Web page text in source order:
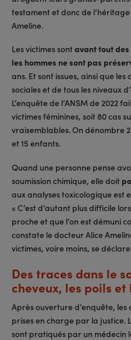
testament et donc de
Ameline.
Les victimes sontavant tout des
les hommes ne sont pas
ans. Et sont issues, ainsi que
sociales et de tous les niveaux
L’enquête de l’ANSM de 2022
victimes féminines, soit 80 cas
vraisemblables. On dénombre
et 15 enfants.
Quand une personne pense
soumission chimique, elle doit
aux analyses toxicologique est
« C’est d’autant plus difficile
proche et que l’on est démuni
constate le docteur Alice
victimes, voire moins, se
Des traces dans le
cheveux, les poils et
Après ouverture d’enquête,
prises en charge par la justice.
sont pratiqués par un médecin